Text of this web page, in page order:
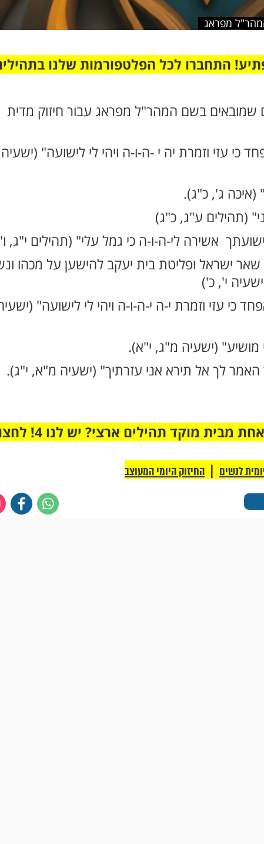
מפראג
התחברו לכל הפלטפורמות שלנו
חשובים שמובאים בשם המהר"ל מפראג עבור חיזוק מדית
כי עזי וזמרת יה י -ה-ו-ה ויהי לי לישועה" (ישעיה
שאר ישראל ופליטת בית יעקב להישען על מכהו
י', כ')
כי עזי וזמרת י-ה י-ה-ו-ה ויהי לי לישועה"
מחוברים רק לקבוצת ווטסאפ אחת מבית מוקד תהילים ארצי? יש
לנשים | החיזוק היומי המעוצב